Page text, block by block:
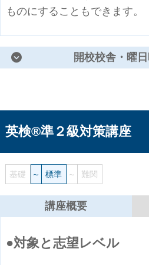
開校校舎・曜
ものにすることもできます。
英検®準２級対策講座
基礎 ～ 標準 ～ 難関
講座概要
対象と志望レベル